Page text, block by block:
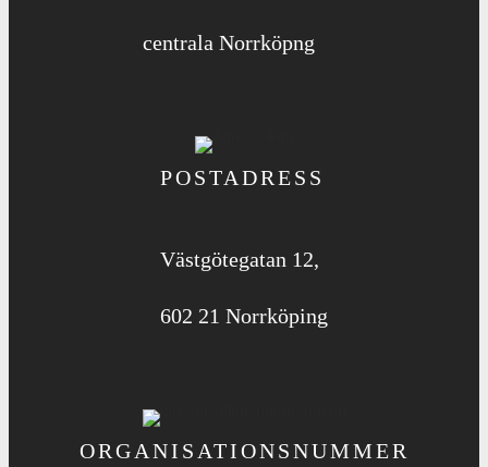
centrala Norrköpng
POSTADRESS
Västgötegatan 12,
602 21 Norrköping
ORGANISATIONS­NUMMER